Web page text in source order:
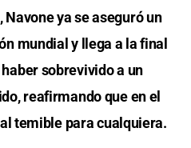
ya se aseguró un
mundial y llega a la final
sobrevivido a un
reafirmando que en el
temible para cualquiera.